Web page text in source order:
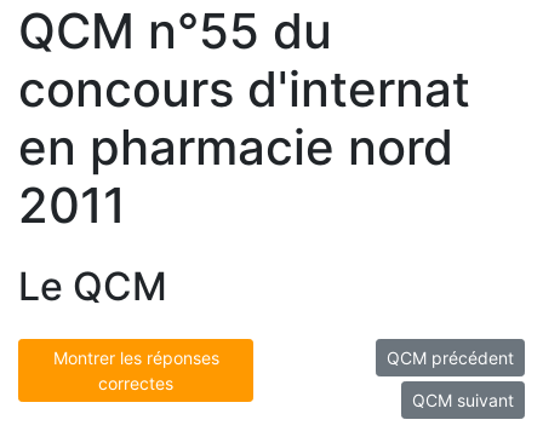
QCM n°55 du
concours d'internat
en pharmacie nord
2011
Le QCM
Montrer les réponses
correctes
QCM précédent
QCM suivant